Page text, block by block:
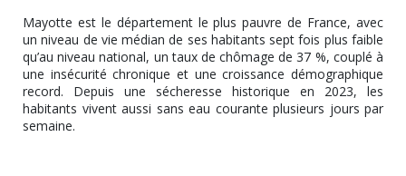
Mayotte est le département le plus pauvre de France, avec
un niveau de vie médian de ses habitants sept fois plus faible
qu’au niveau national, un taux de chômage de 37 %, couplé à
une insécurité chronique et une croissance démographique
record. Depuis une sécheresse historique en 2023, les
habitants vivent aussi sans eau courante plusieurs jours par
semaine.